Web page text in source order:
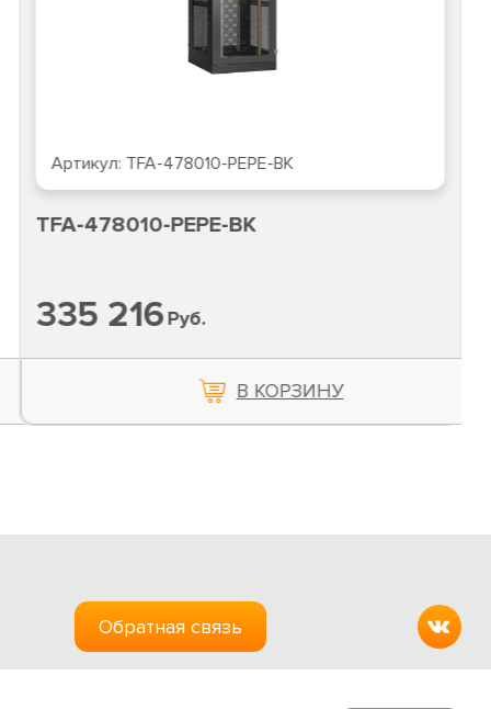
Артикул: TFA-478010-PEPE-BK
TFA-478010-PEPE-BK
335 216Руб.
В КОРЗИНУ
Обратная связь